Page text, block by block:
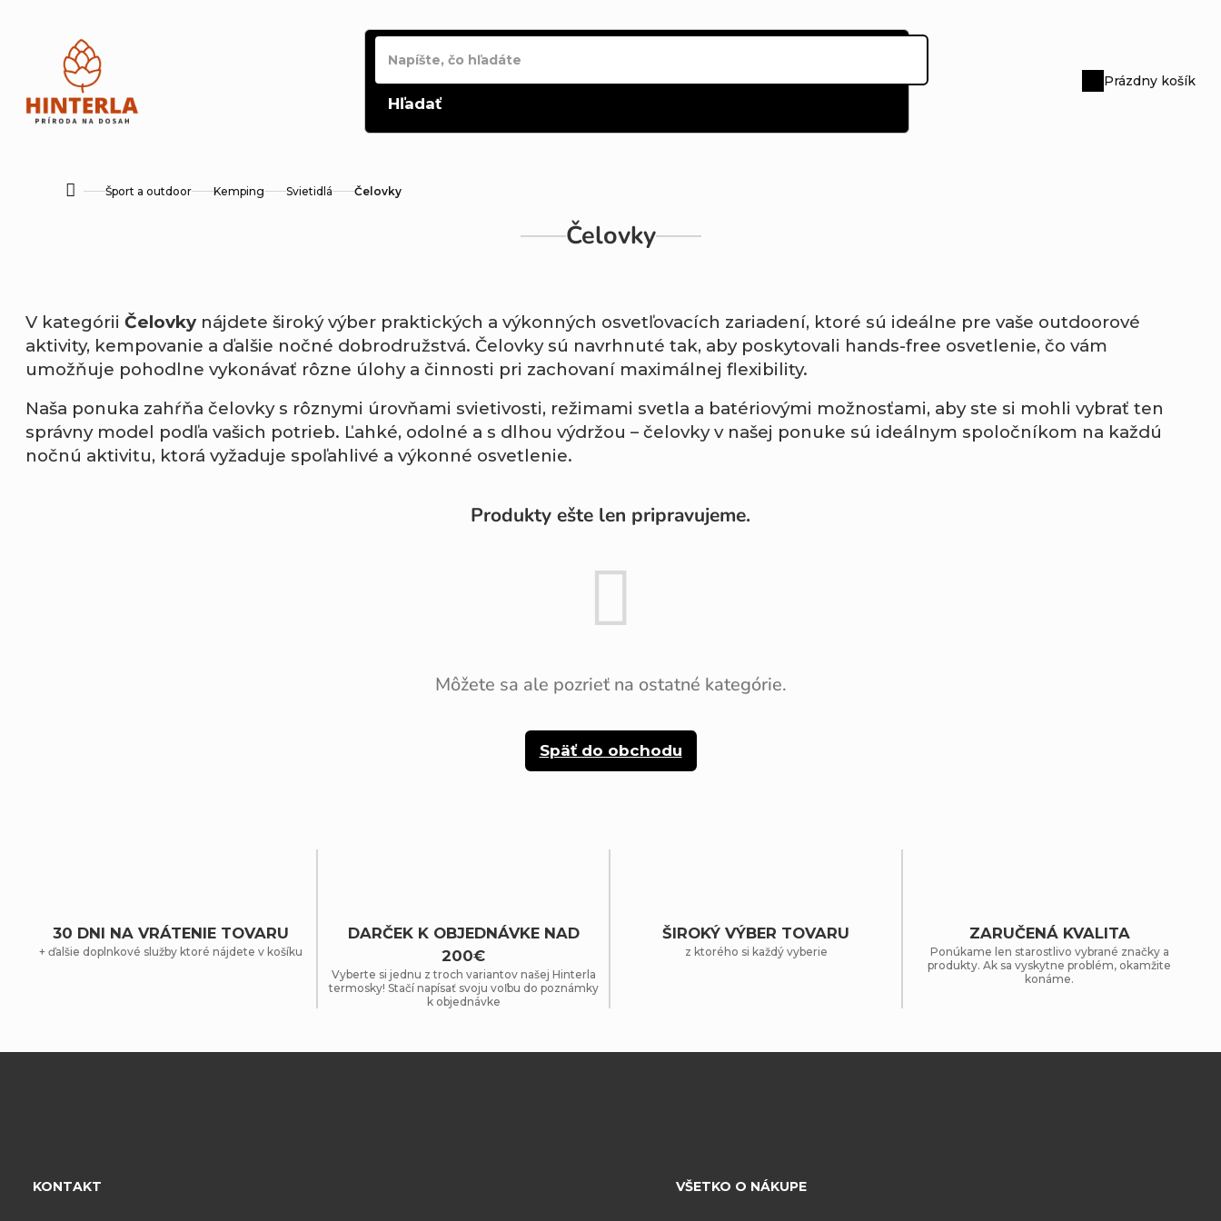
Hľadať
Nákupný
Prázdny košík
DomovŠport a outdoor Kemping Svietidlá Čelovky
Čelovky
V kategórii Čelovkynájdete široký výber praktických a výkonných osvetľovacích zariadení, ktoré sú ideálne pre vaše outdoorové
aktivity, kempovanie a ďalšie nočné dobrodružstvá. Čelovky sú navrhnuté tak, aby poskytovali hands-free osvetlenie, čo vám
umožňuje pohodlne vykonávať rôzne úlohy a činnosti pri zachovaní maximálnej flexibility.
Naša ponuka zahŕňa čelovky s rôznymi úrovňami svietivosti, režimami svetla a batériovými možnosťami, aby ste si mohli vybrať ten
správny model podľa vašich potrieb. Ľahké, odolné a s dlhou výdržou – čelovky v našej ponuke sú ideálnym spoločníkom na každú
nočnú aktivitu, ktorá vyžaduje spoľahlivé a výkonné osvetlenie.
Produkty ešte len pripravujeme.
Môžete sa ale pozrieť na ostatné kategórie.
Späť do obchodu
30 DNI NA VRÁTENIE TOVARU
+ ďalšie doplnkové služby ktoré nájdete v košíku
DARČEK K OBJEDNÁVKE NAD
200€
Vyberte si jednu z troch variantov našej Hinterla
termosky! Stačí napísať svoju voľbu do poznámky
k objednávke
ŠIROKÝ VÝBER TOVARU
z ktorého si každý vyberie
ZARUČENÁ KVALITA
Ponúkame len starostlivo vybrané značky a
produkty. Ak sa vyskytne problém, okamžite
konáme.
KONTAKT VŠETKO O NÁKUPE